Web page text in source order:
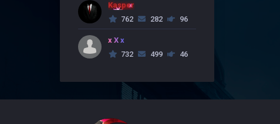
Kasper
762
282 96
x X x
732
499 46